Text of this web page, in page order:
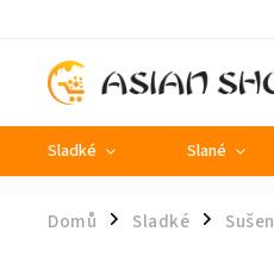
Sladké Slané
Domů / Sladké /